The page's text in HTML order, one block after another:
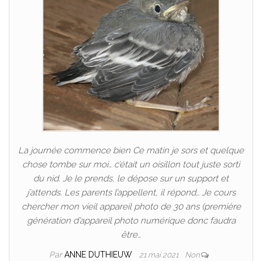
La journée commence bien Ce matin je sors et quelque
chose tombe sur moi… c’était un oisillon tout juste sorti
du nid. Je le prends, le dépose sur un support et
j’attends. Les parents l’appellent, il répond… Je cours
chercher mon vieil appareil photo de 30 ans (première
génération d’appareil photo numérique donc faudra
être…
ParANNE DUTHIEUW 21 mai 2021 Non